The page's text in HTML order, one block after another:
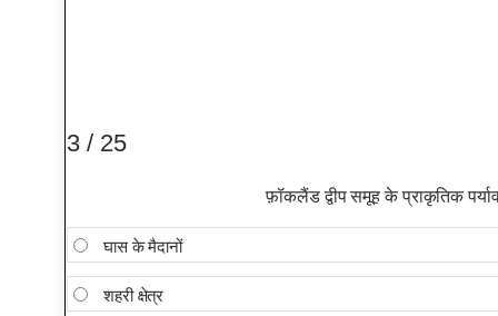
3 / 25
फ़ॉकलैंड द्वीप समूह के प्राकृतिक
घास के मैदानों
शहरी क्षेत्र